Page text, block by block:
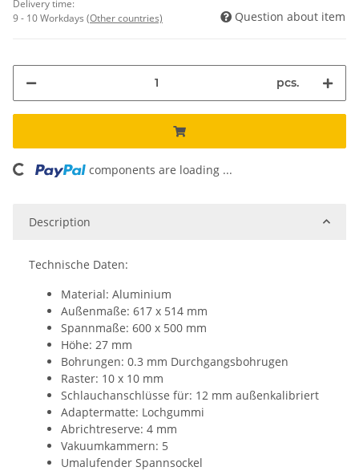
Delivery time:
9 - 10 Workdays (Other countries) Question about item
pcs.
components are loading ...
Description
Technische Daten:
Material: Aluminium
Außenmaße: 617 x 514 mm
Spannmaße: 600 x 500 mm
Höhe: 27 mm
Bohrungen: 0.3 mm Durchgangsbohrugen
Raster: 10 x 10 mm
Schlauchanschlüsse für: 12 mm außenkalibriert
Adaptermatte: Lochgummi
Abrichtreserve: 4 mm
Vakuumkammern: 5
Umalufender Spannsockel